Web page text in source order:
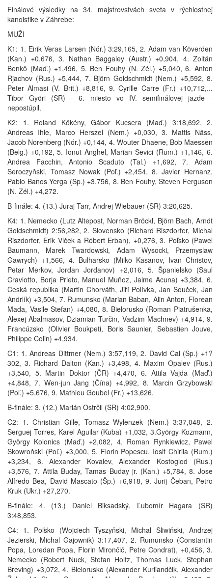
Finálové výsledky na 34. majstrovstvách sveta v rýchlostnej
kanoistike v Záhrebe:
MUŽI
K1: 1. Eirik Veras Larsen (Nór.) 3:29,165, 2. Adam van Köverden
(Kan.) +0,676, 3. Nathan Baggaley (Austr.) +0,904, 4. Zoltán
Benkő (Maď.) +1,496, 5. Ben Fouhy (N. Zél.) +5,040, 6. Anton
Rjachov (Rus.) +5,444, 7. Björn Goldschmidt (Nem.) +5,592, 8.
Peter Almasi (V. Brit.) +8,816, 9. Cyrille Carre (Fr.) +10,712,...
Tibor Györi (SR) - 6. miesto vo IV. semifinálovej jazde -
nepostúpil.
K2: 1. Roland Kökény, Gábor Kucsera (Maď.) 3:18,692, 2.
Andreas Ihle, Marco Herszel (Nem.) +0,030, 3. Mattis Näss,
Jacob Norenberg (Nór.) +0,144, 4. Wouter Dhaene, Bob Maessen
(Belg.) +0,192, 5. Ionut Anghel, Marian Sevici (Rum.) +1,146, 6.
Andrea Facchin, Antonio Scaduto (Tal.) +1,692, 7. Adam
Seroczyňski, Tomasz Nowak (Poľ.) +2,454, 8. Javier Hernanz,
Pablo Banos Yerga (Šp.) +3,756, 8. Ben Fouhy, Steven Ferguson
(N. Zél.) +4,272.
B-finále: 4. (13.) Juraj Tarr, Andrej Wiebauer (SR) 3:20,625.
K4: 1. Nemecko (Lutz Altepost, Norman Bröckl, Björn Bach, Arndt
Goldschmidt) 2:56,282, 2. Slovensko (Richard Riszdorfer, Michal
Riszdorfer, Erik Vlček a Róbert Erban), +0,276, 3. Poľsko (Pawel
Baumann, Marek Twardowski, Adam Wysocki, Przemyslaw
Gawrych) +1,566, 4. Bulharsko (Milko Kasanov, Ivan Christov,
Petar Merkov, Jordan Jordanov) +2,016, 5. Španielsko (Saul
Craviotto, Borja Prieto, Manuel Muňoz, Jaime Acuna) +3,384, 6.
Česká republika (Martin Chorváth, Jiří Polívka, Jan Souček, Jan
Andrlík) +3,504, 7. Rumunsko (Marian Baban, Alin Anton, Florean
Mada, Vasile Stefan) +4,080, 8. Bielorusko (Roman Piatrušenka,
Alexej Abalmasov, Dziamian Turčin, Vadzim Machnev) +4,914, 9.
Francúzsko (Olivier Boukpeti, Boris Saunier, Sebastien Jouve,
Philippe Colin) +4,934.
C1: 1. Andreas Dittmer (Nem.) 3:57,119, 2. David Cal (Šp.) +1?
302, 3. Richard Dalton (Kan.) +3,498, 4. Maxim Opalev (Rus.)
+3,540, 5. Martin Doktor (ČR) +4,470, 6. Attila Vajda (Maď.)
+4,848, 7. Wen-jun Jang (Čína) +4,992, 8. Marcin Grzybowski
(Poľ.) +5,676, 9. Mathieu Goubel (Fr.) +13,626.
B-finále: 3. (12.) Marián Ostrčil (SR) 4:02,900.
C2: 1. Christian Gille, Tomasz Wylenzek (Nem.) 3:37,048, 2.
Serguej Torres, Karel Aguilar (Kuba) +1,032, 3.György Kozmann,
György Kolonics (Maď.) +2,082, 4. Roman Rynkiewicz, Pawel
Skowroňski (Poľ.) +3,000, 5. Florin Popescu, Iosif Chirila (Rum.)
+3,234, 6. Alexander Kovalev, Alexander Kostoglod (Rus.)
+3,576, 7. Attila Buday, Tamas Buday jr. (Kan.) +5,784, 8. Jose
Alfredo Bea, David Mascato (Šp.) +6,918, 9. Jurij Čeban, Petro
Kruk (Ukr.) +27,270.
B-finále: 4. (13.) Daniel Biksadský, Ľubomír Hagara (SR)
3:48,853.
C4: 1. Poľsko (Wojciech Tyszyňski, Michal Sliwiňski, Andrzej
Jezierski, Michal Gajownik) 3:17,407, 2. Rumunsko (Constantin
Popa, Loredan Popa, Florin Mirončič, Petre Condrat), +0,456, 3.
Nemecko (Robert Nuck, Stefan Holtz, Thomas Luck, Stephan
Breving) +3,072, 4. Bielorusko (Alexander Kurliandčik, Alexander